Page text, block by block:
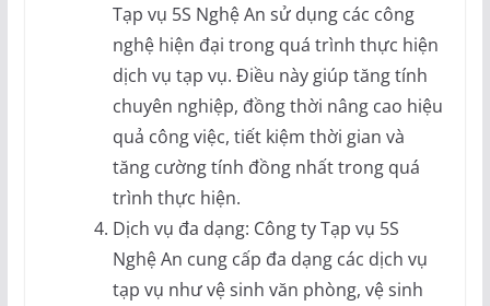
Tạp vụ 5S Nghệ An sử dụng các công
nghệ hiện đại trong quá trình thực hiện
dịch vụ tạp vụ. Điều này giúp tăng tính
chuyên nghiệp, đồng thời nâng cao hiệu
quả công việc, tiết kiệm thời gian và
tăng cường tính đồng nhất trong quá
trình thực hiện.
Dịch vụ đa dạng: Công ty Tạp vụ 5S
Nghệ An cung cấp đa dạng các dịch vụ
tạp vụ như vệ sinh văn phòng, vệ sinh